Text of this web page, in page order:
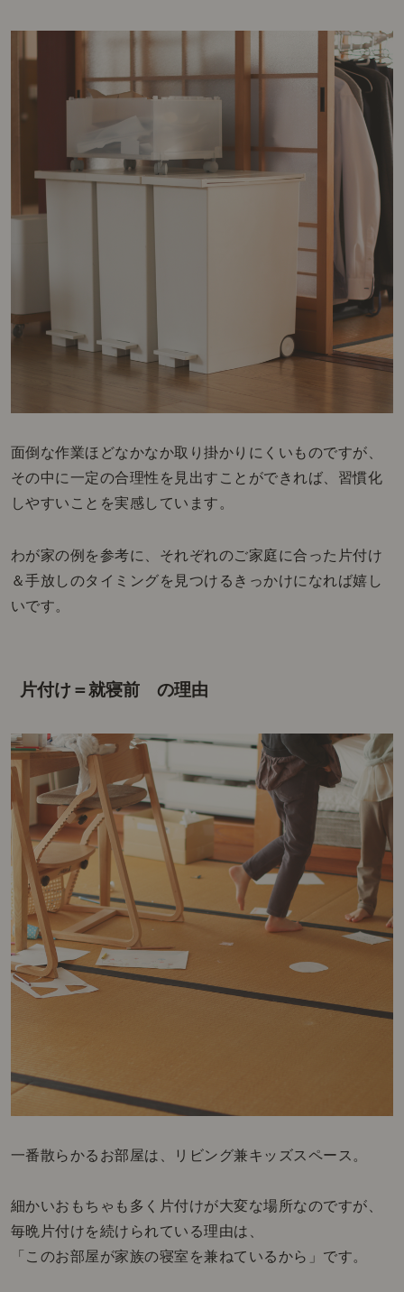
面倒な作業ほどなかなか取り掛かりにくいものですが、
その中に一定の合理性を見出すことができれば、習慣化
しやすいことを実感しています。
わが家の例を参考に、それぞれのご家庭に合った片付け
＆手放しのタイミングを見つけるきっかけになれば嬉し
いです。
片付け＝就寝前 の理由
一番散らかるお部屋は、リビング兼キッズスペース。
細かいおもちゃも多く片付けが大変な場所なのですが、
毎晩片付けを続けられている理由は、
「このお部屋が家族の寝室を兼ねているから」です。